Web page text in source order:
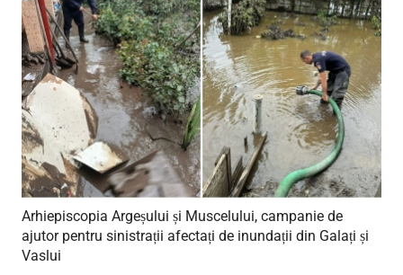
Arhiepiscopia Argeșului și Muscelului, campanie de
ajutor pentru sinistrații afectați de inundații din Galați și
Vaslui